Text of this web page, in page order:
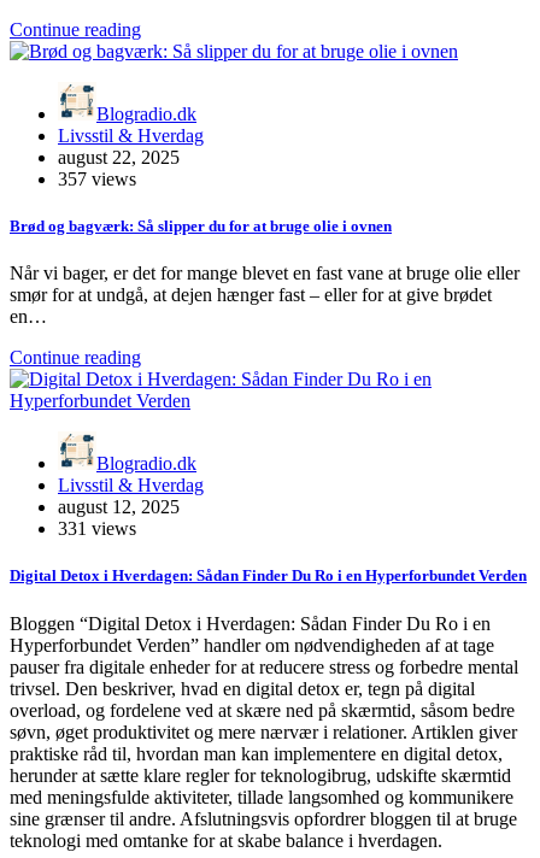
Continue reading
Blogradio.dk
Livsstil & Hverdag
august 22, 2025
357 views
Brød og bagværk: Så slipper du for at bruge olie i ovnen
Når vi bager, er det for mange blevet en fast vane at bruge olie eller
smør for at undgå, at dejen hænger fast – eller for at give brødet
en…
Continue reading
Blogradio.dk
Livsstil & Hverdag
august 12, 2025
331 views
Digital Detox i Hverdagen: Sådan Finder Du Ro i en Hyperforbundet Verden
Bloggen “Digital Detox i Hverdagen: Sådan Finder Du Ro i en
Hyperforbundet Verden” handler om nødvendigheden af at tage
pauser fra digitale enheder for at reducere stress og forbedre mental
trivsel. Den beskriver, hvad en digital detox er, tegn på digital
overload, og fordelene ved at skære ned på skærmtid, såsom bedre
søvn, øget produktivitet og mere nærvær i relationer. Artiklen giver
praktiske råd til, hvordan man kan implementere en digital detox,
herunder at sætte klare regler for teknologibrug, udskifte skærmtid
med meningsfulde aktiviteter, tillade langsomhed og kommunikere
sine grænser til andre. Afslutningsvis opfordrer bloggen til at bruge
teknologi med omtanke for at skabe balance i hverdagen.